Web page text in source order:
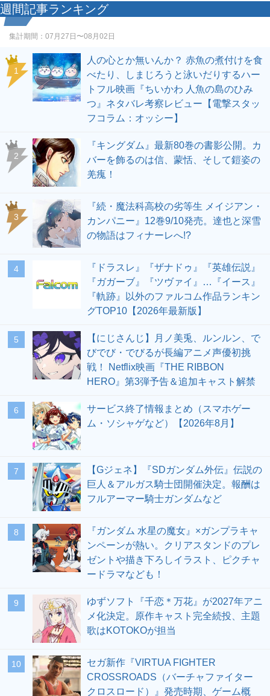
週間記事ランキング
集計期間： 07月27日〜08月02日
1
人の心とか無いんか？ 赤魚の煮付けを食
べたり、しまじろうと泳いだりするハー
トフル映画『ちいかわ 人魚の島のひみ
つ』ネタバレ考察レビュー【電撃スタッ
フコラム：オッシー】
2
『キングダム』最新80巻の書影公開。カ
バーを飾るのは信、蒙恬、そして鎧姿の
羌瘣！
3
『続・魔法科高校の劣等生 メイジアン・
カンパニー』12巻9/10発売。達也と深雪
の物語はフィナーレへ!?
4
『ドラスレ』『ザナドゥ』『英雄伝説』
『ガガーブ』『ツヴァイ』…『イース』
『軌跡』以外のファルコム作品ランキン
グTOP10【2026年最新版】
5
【にじさんじ】月ノ美兎、ルンルン、で
びでび・でびるが長編アニメ声優初挑
戦！ Netflix映画『THE RIBBON
HERO』第3弾予告＆追加キャスト解禁
6
サービス終了情報まとめ（スマホゲー
ム・ソシャゲなど）【2026年8月】
7
【Gジェネ】『SDガンダム外伝』伝説の
巨人＆アルガス騎士団開催決定。報酬は
フルアーマー騎士ガンダムなど
8
『ガンダム 水星の魔女』×ガンプラキャ
ンペーンが熱い。クリアスタンドのプレ
ゼントや描き下ろしイラスト、ピクチャ
ードラマなども！
9
ゆずソフト『千恋＊万花』が2027年アニ
メ化決定。原作キャスト完全続投、主題
歌はKOTOKOが担当
10
セガ新作『VIRTUA FIGHTER
CROSSROADS（バーチャファイター
クロスロード）』発売時期、ゲーム概